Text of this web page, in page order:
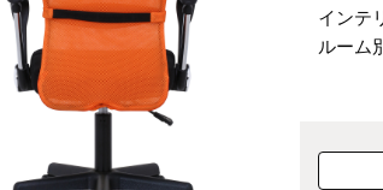
インテ
ルーム